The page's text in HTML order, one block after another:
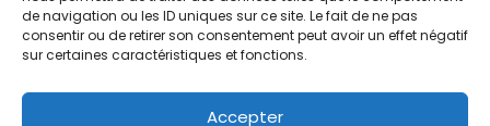
de navigation ou les ID uniques sur ce site. Le fait de ne pas
consentir ou de retirer son consentement peut avoir un effet négatif
sur certaines caractéristiques et fonctions.
Accepter
ACCESSIBILITÉ : NON CONFORME
DONNÉES PERSONNELLES